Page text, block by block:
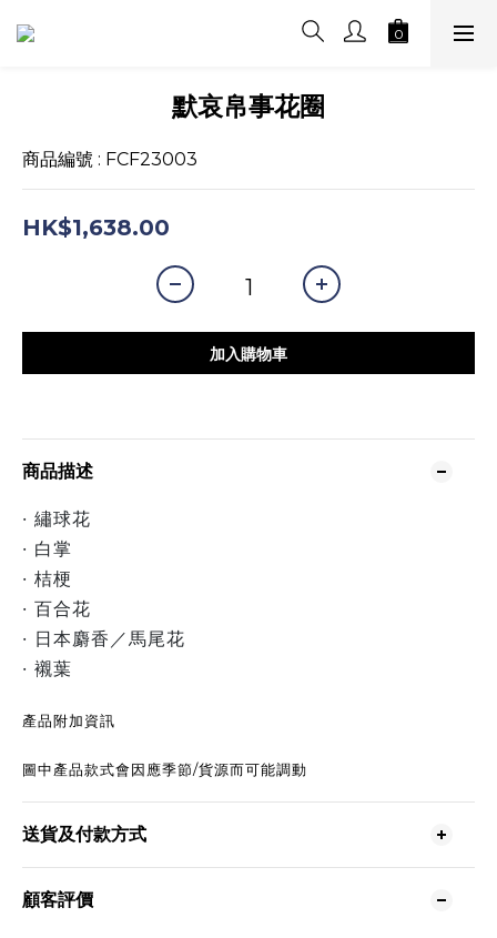
默哀帛事花圈
商品編號 : FCF23003
HK$1,638.00
加入購物車
商品描述
· 繡球花
· 白掌
· 桔梗
· 百合花
· 日本麝香／馬尾花
· 襯葉
產品附加資訊
圖中產品款式會因應季節/貨源而可能調動
送貨及付款方式
顧客評價